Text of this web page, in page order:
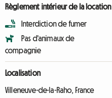
Règlement intérieur de la location
Interdiction de fumer
Pas d'animaux de
compagnie
Localisation
Villeneuve-de-la-Raho, France